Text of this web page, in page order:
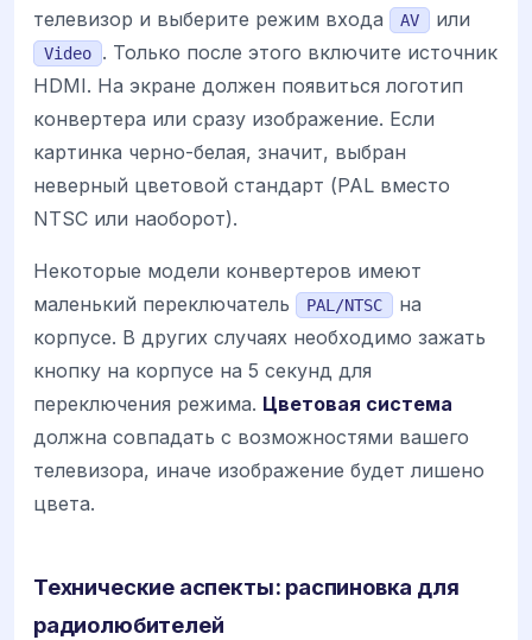
телевизор и выберите режим входа
AV или
Video
. Только после этого включите источник
HDMI. На экране должен появиться логотип
конвертера или сразу изображение. Если
картинка черно-белая, значит, выбран
неверный цветовой стандарт (PAL вместо
NTSC или наоборот).
Некоторые модели конвертеров имеют
маленький переключатель
PAL/NTSC
на
корпусе. В других случаях необходимо зажать
кнопку на корпусе на 5 секунд для
переключения режима. Цветовая система
должна совпадать с возможностями вашего
телевизора, иначе изображение будет лишено
цвета.
Технические аспекты: распиновка для
радиолюбителей